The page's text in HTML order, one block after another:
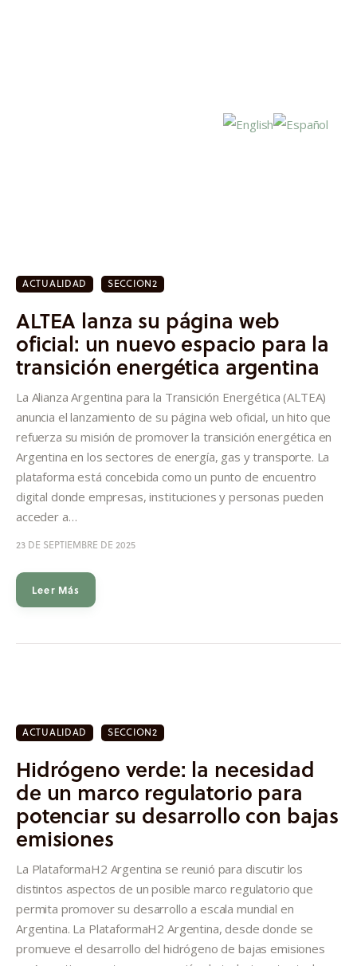
Investigación
Proyectos
Informes
Quiénes somos
ACTUALIDAD SECCION2
ALTEA lanza su página web
oficial: un nuevo espacio para la
transición energética argentina
La Alianza Argentina para la Transición Energética (ALTEA)
anuncia el lanzamiento de su página web oficial, un hito que
refuerza su misión de promover la transición energética en
Argentina en los sectores de energía, gas y transporte. La
plataforma está concebida como un punto de encuentro
digital donde empresas, instituciones y personas pueden
acceder a…
23 DE SEPTIEMBRE DE 2025
Leer Más
ACTUALIDAD SECCION2
Hidrógeno verde: la necesidad
de un marco regulatorio para
potenciar su desarrollo con bajas
emisiones
La PlataformaH2 Argentina se reunió para discutir los
distintos aspectos de un posible marco regulatorio que
permita promover su desarrollo a escala mundial en
Argentina. La PlataformaH2 Argentina, desde donde se
promueve el desarrollo del hidrógeno de bajas emisiones